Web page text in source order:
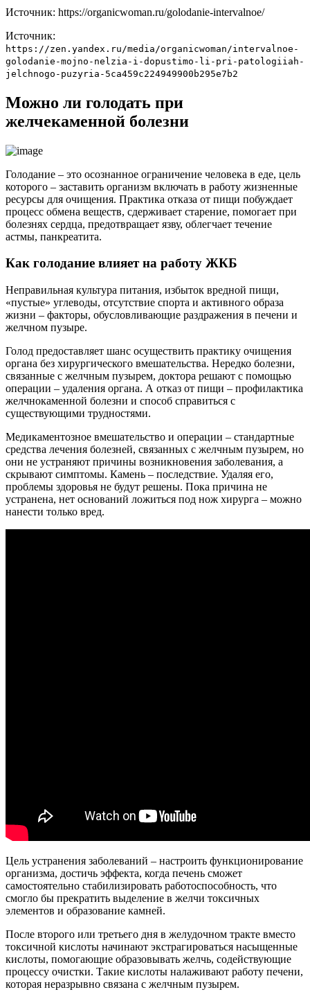
Источник: https://organicwoman.ru/golodanie-intervalnoe/
Источник:
https://zen.yandex.ru/media/organicwoman/intervalnoe-
golodanie-mojno-nelzia-i-dopustimo-li-pri-patologiiah-
jelchnogo-puzyria-5ca459c224949900b295e7b2
Можно ли голодать при
желчекаменной болезни
Голодание – это осознанное ограничение человека в еде, цель
которого – заставить организм включать в работу жизненные
ресурсы для очищения. Практика отказа от пищи побуждает
процесс обмена веществ, сдерживает старение, помогает при
болезнях сердца, предотвращает язву, облегчает течение
астмы, панкреатита.
Как голодание влияет на работу ЖКБ
Неправильная культура питания, избыток вредной пищи,
«пустые» углеводы, отсутствие спорта и активного образа
жизни – факторы, обусловливающие раздражения в печени и
желчном пузыре.
Голод предоставляет шанс осуществить практику очищения
органа без хирургического вмешательства. Нередко болезни,
связанные с желчным пузырем, доктора решают с помощью
операции – удаления органа. А отказ от пищи – профилактика
желчнокаменной болезни и способ справиться с
существующими трудностями.
Медикаментозное вмешательство и операции – стандартные
средства лечения болезней, связанных с желчным пузырем, но
они не устраняют причины возникновения заболевания, а
скрывают симптомы. Камень – последствие. Удаляя его,
проблемы здоровья не будут решены. Пока причина не
устранена, нет оснований ложиться под нож хирурга – можно
нанести только вред.
Цель устранения заболеваний – настроить функционирование
организма, достичь эффекта, когда печень сможет
самостоятельно стабилизировать работоспособность, что
смогло бы прекратить выделение в желчи токсичных
элементов и образование камней.
После второго или третьего дня в желудочном тракте вместо
токсичной кислоты начинают экстрагироваться насыщенные
кислоты, помогающие образовывать желчь, содействующие
процессу очистки. Такие кислоты налаживают работу печени,
которая неразрывно связана с желчным пузырем.